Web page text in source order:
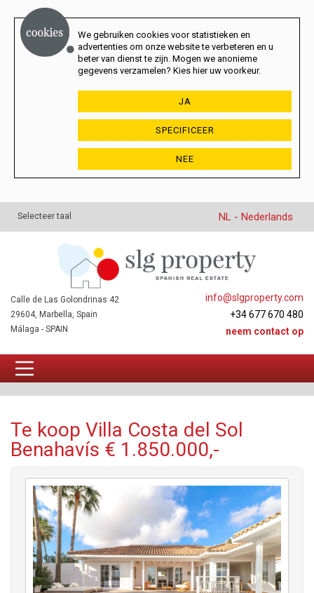
We gebruiken cookies voor statistieken en
advertenties om onze website te verbeteren en u
beter van dienst te zijn. Mogen we anonieme
gegevens verzamelen? Kies hier uw voorkeur.
JA
SPECIFICEER
NEE
Selecteer taal NL - Nederlands
info@slgproperty.com
+34 677 670 480
neem contact op
Calle de Las Golondrinas 42
29604, Marbella, Spain
Málaga - SPAIN
Te koop Villa Costa del Sol
Benahavís € 1.850.000,-